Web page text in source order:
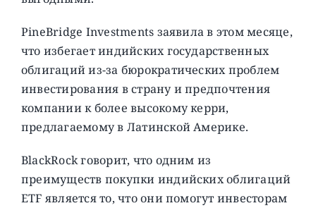
PineBridge Investments заявила в этом месяце,
что избегает индийских государственных
облигаций из-за бюрократических проблем
инвестирования в страну и предпочтения
компании к более высокому керри,
предлагаемому в Латинской Америке.
BlackRock говорит, что одним из
преимуществ покупки индийских облигаций
ETF является то, что они помогут инвесторам